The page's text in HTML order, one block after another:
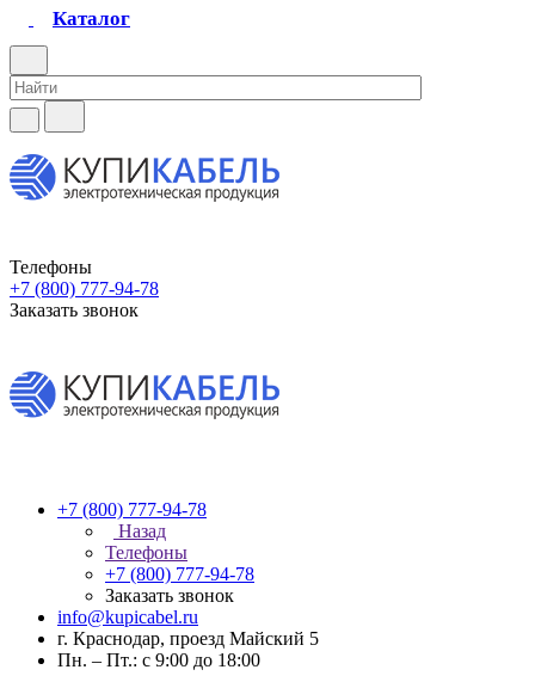
Каталог
Телефоны
+7 (800) 777-94-78
Заказать звонок
+7 (800) 777-94-78
Назад
Телефоны
+7 (800) 777-94-78
Заказать звонок
info@kupicabel.ru
г. Краснодар, проезд Майский 5
Пн. – Пт.: с 9:00 до 18:00